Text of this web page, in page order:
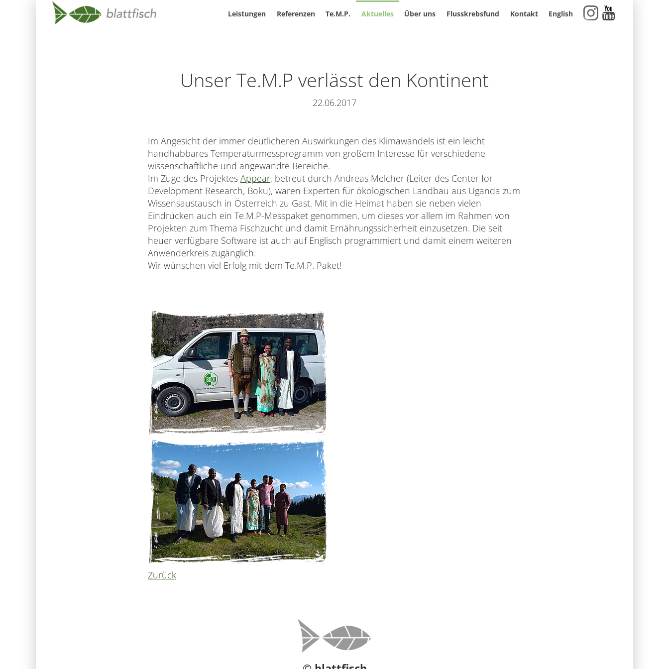
Navigation
Leistungen Referenzen Te.M.P. Aktuelles Über uns Flusskrebsfund Kontakt English
Unser Te.M.P verlässt den Kontinent
22.06.2017
Im Angesicht der immer deutlicheren Auswirkungen des Klimawandels ist ein leicht
handhabbares Temperaturmessprogramm von großem Interesse für verschiedene
wissenschaftliche und angewandte Bereiche.
Im Zuge des Projektes Appear, betreut durch Andreas Melcher (Leiter des Center for
Development Research, Boku), waren Experten für ökologischen Landbau aus Uganda zum
Wissensaustausch in Österreich zu Gast. Mit in die Heimat haben sie neben vielen
Eindrücken auch ein Te.M.P-Messpaket genommen, um dieses vor allem im Rahmen von
Projekten zum Thema Fischzucht und damit Ernährungssicherheit einzusetzen. Die seit
heuer verfügbare Software ist auch auf Englisch programmiert und damit einem weiteren
Anwenderkreis zugänglich.
Wir wünschen viel Erfolg mit dem Te.M.P. Paket!
Zurück